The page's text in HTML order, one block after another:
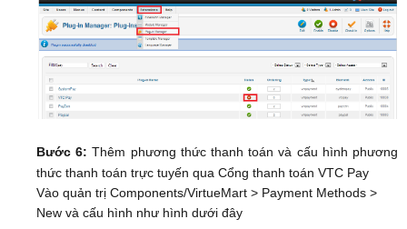
Bước 6:Thêm phương thức thanh toán và cấu hình phương
thức thanh toán trực tuyến qua Cổng thanh toán VTC Pay
Vào quản trị Components/VirtueMart > Payment Methods >
New và cấu hình như hình dưới đây